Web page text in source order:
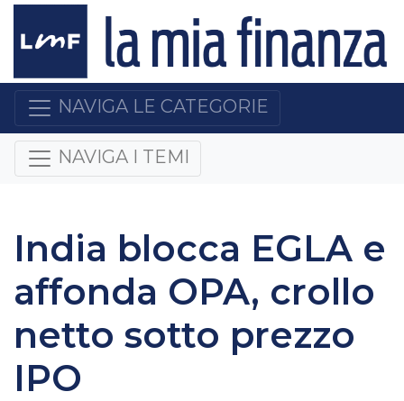
NAVIGA LE CATEGORIE
NAVIGA I TEMI
India blocca EGLA e
affonda OPA, crollo
netto sotto prezzo
IPO